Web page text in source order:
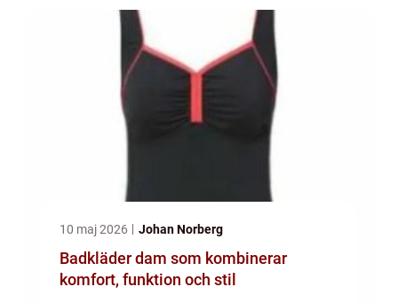
10 maj 2026 Johan Norberg
Badkläder dam som kombinerar
komfort, funktion och stil